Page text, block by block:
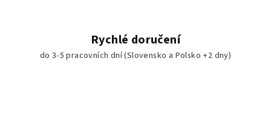
Rychlé doručení
do 3-5 pracovních dní (Slovensko a Polsko +2 dny)